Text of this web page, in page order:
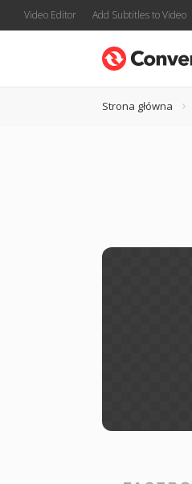
Video Editor Add Subtitles to Video
Strona główna